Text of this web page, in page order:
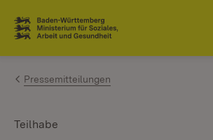
Zum Inhalt springen
Link zur Startseite
Pressemitteilungen
Teilhabe